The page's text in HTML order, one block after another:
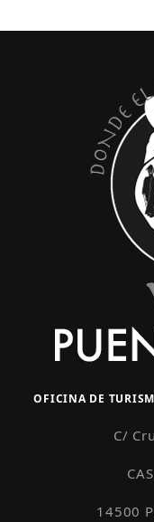
OFICINA DE
C/
14500